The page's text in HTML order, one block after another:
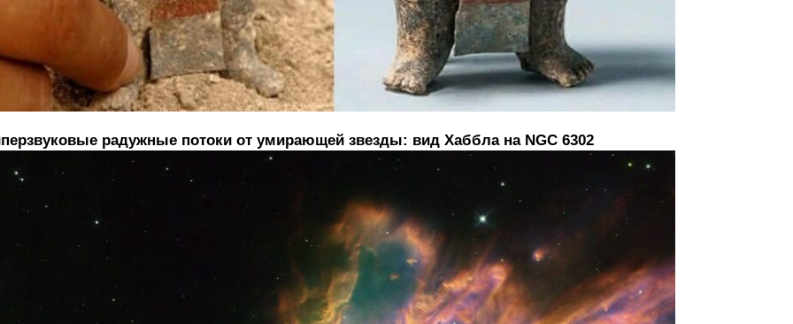
радужные потоки от умирающей звезды: вид Хаббла на NGC 6302